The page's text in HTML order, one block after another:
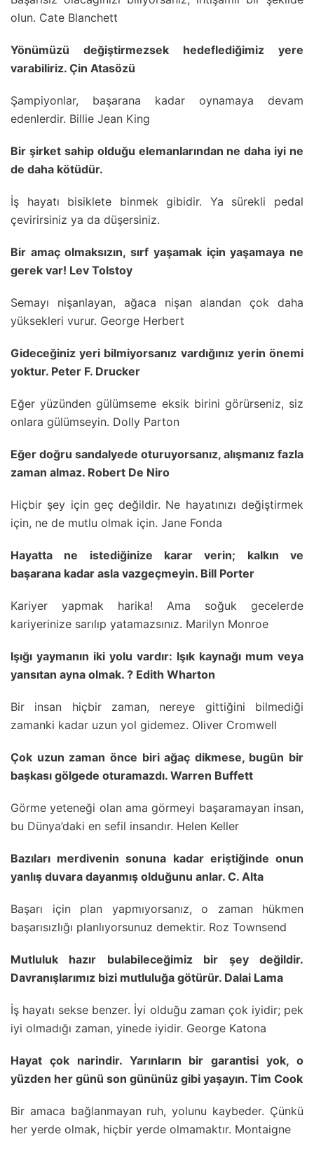
olun. Cate Blanchett
Yönümüzü değiştirmezsek hedeflediğimiz yere
varabiliriz. Çin Atasözü
Şampiyonlar, başarana kadar oynamaya devam
edenlerdir. Billie Jean King
Bir şirket sahip olduğu elemanlarından ne daha iyi ne
de daha kötüdür.
İş hayatı bisiklete binmek gibidir. Ya sürekli pedal
çevirirsiniz ya da düşersiniz.
Bir amaç olmaksızın, sırf yaşamak için yaşamaya ne
gerek var! Lev Tolstoy
Semayı nişanlayan, ağaca nişan alandan çok daha
yüksekleri vurur. George Herbert
Gideceğiniz yeri bilmiyorsanız vardığınız yerin önemi
yoktur. Peter F. Drucker
Eğer yüzünden gülümseme eksik birini görürseniz, siz
onlara gülümseyin. Dolly Parton
Eğer doğru sandalyede oturuyorsanız, alışmanız fazla
zaman almaz. Robert De Niro
Hiçbir şey için geç değildir. Ne hayatınızı değiştirmek
için, ne de mutlu olmak için. Jane Fonda
Hayatta ne istediğinize karar verin; kalkın ve
başarana kadar asla vazgeçmeyin. Bill Porter
Kariyer yapmak harika! Ama soğuk gecelerde
kariyerinize sarılıp yatamazsınız. Marilyn Monroe
Işığı yaymanın iki yolu vardır: Işık kaynağı mum veya
yansıtan ayna olmak. ? Edith Wharton
Bir insan hiçbir zaman, nereye gittiğini bilmediği
zamanki kadar uzun yol gidemez. Oliver Cromwell
Çok uzun zaman önce biri ağaç dikmese, bugün bir
başkası gölgede oturamazdı. Warren Buffett
Görme yeteneği olan ama görmeyi başaramayan insan,
bu Dünya’daki en sefil insandır. Helen Keller
Bazıları merdivenin sonuna kadar eriştiğinde onun
yanlış duvara dayanmış olduğunu anlar. C. Alta
Başarı için plan yapmıyorsanız, o zaman hükmen
başarısızlığı planlıyorsunuz demektir. Roz Townsend
Mutluluk hazır bulabileceğimiz bir şey değildir.
Davranışlarımız bizi mutluluğa götürür. Dalai Lama
İş hayatı sekse benzer. İyi olduğu zaman çok iyidir; pek
iyi olmadığı zaman, yinede iyidir. George Katona
Hayat çok narindir. Yarınların bir garantisi yok, o
yüzden her günü son gününüz gibi yaşayın. Tim Cook
Bir amaca bağlanmayan ruh, yolunu kaybeder. Çünkü
her yerde olmak, hiçbir yerde olmamaktır. Montaigne